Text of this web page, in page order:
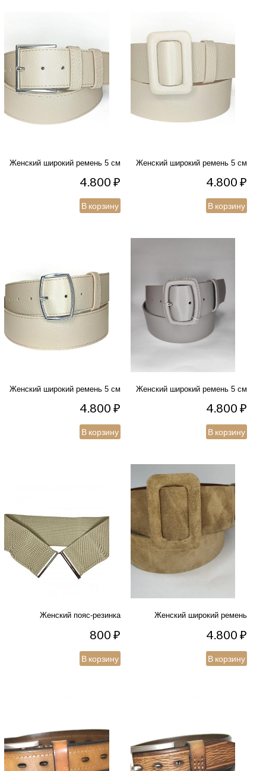
Женский широкий ремень 5 см
4.800₽
В корзину
Женский широкий ремень 5 см
4.800₽
В корзину
Женский широкий ремень 5 см
4.800₽
В корзину
Женский широкий ремень 5 см
4.800₽
В корзину
Женский пояс-резинка
800₽
В корзину
Женский широкий ремень
4.800₽
В корзину